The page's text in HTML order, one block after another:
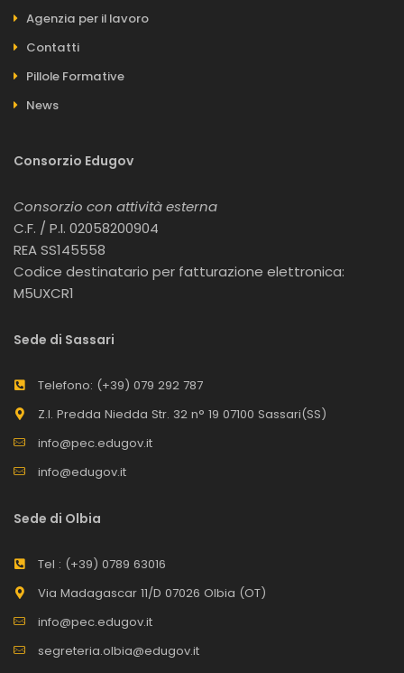
Agenzia per il lavoro
Contatti
Pillole Formative
News
Consorzio Edugov
Consorzio con attività esterna
C.F. / P.I. 02058200904
REA SS145558
Codice destinatario per fatturazione elettronica:
M5UXCR1
Sede di Sassari
Telefono: (+39) 079 292 787
Z.I. Predda Niedda Str. 32 n° 19 07100 Sassari(SS)
info@pec.edugov.it
info@edugov.it
Sede di Olbia
Tel : (+39) 0789 63016
Via Madagascar 11/D 07026 Olbia (OT)
info@pec.edugov.it
segreteria.olbia@edugov.it